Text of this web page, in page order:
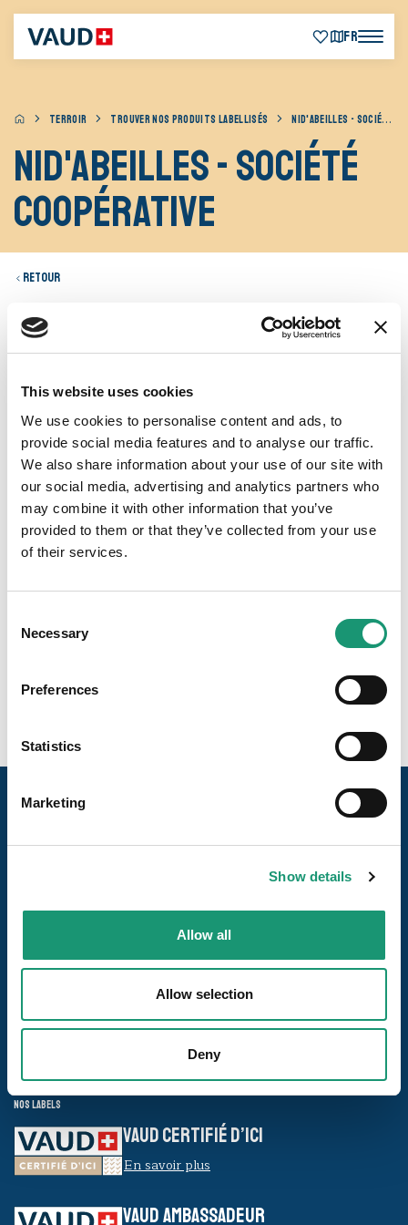
This website uses cookies
We use cookies to personalise content and ads, to
provide social media features and to analyse our traffic.
We also share information about your use of our site with
our social media, advertising and analytics partners who
may combine it with other information that you’ve
provided to them or that they’ve collected from your use
of their services.
Selection
Necessary
Preferences
Statistics
Marketing
Show details
Allow all
Allow selection
Deny
FR
TERROIR TROUVER NOS PRODUITS LABELLISÉS NID'ABEILLES - SOCIÉTÉ COOPÉRATIVE
Nid'Abeilles - Société
Coopérative
Retour
Magasin de proximité, au coeur de Lavaux, nous
toute une gamme de produits alimentaires de qualité.
Nous sommes situés dans l’ancienne laiterie au centre de
Forel (Lavaux), à côté de la route principale. Il y a de
nombreuses places de parc et nous sommes ouverts du
mardi au dimanche. Notre équipe vous accueillera avec
plaisir.
Informations de contact
1072 Forel (Lavaux)
Les destinations
Nous suivre
Nos labels
VAUD CERTIFIÉ D’ICI
En savoir plus
VAUD AMBASSADEUR